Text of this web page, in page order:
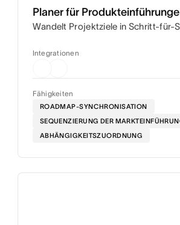
Planer für
Wandelt Projektziele in Schritt-für-
Fähigkeiten
ROADMAP-SYNCHRONISATION
SEQUENZIERUNG DER
ABHÄNGIGKEITSZUORDNUNG
Integrationen